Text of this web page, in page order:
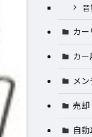
カー
カー
メ
売却
自